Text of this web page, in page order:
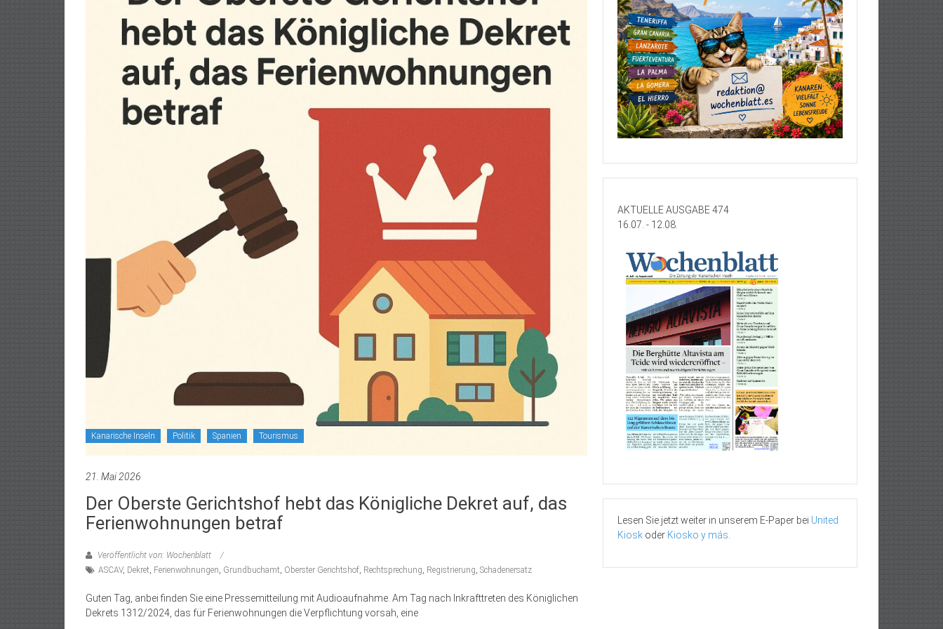
Kanarische Inseln Politik Spanien Tourismus
21. Mai 2026
Der Oberste Gerichtshof hebt das Königliche Dekret auf, das
Ferienwohnungen betraf
Veröffentlicht von: Wochenblatt
ASCAV, Dekret, Ferienwohnungen, Grundbuchamt, Oberster Gerichtshof, Rechtsprechung, Registrierung, Schadenersatz
Guten Tag, anbei finden Sie eine Pressemitteilung mit Audioaufnahme. Am Tag nach Inkrafttreten des Königlichen
Dekrets 1312/2024, das für Ferienwohnungen die Verpflichtung vorsah, eine
AKTUELLE AUSGABE 474
16.07. - 12.08.
Lesen Sie jetzt weiter in unserem E-Paper bei United
Kiosk oder Kiosko y más